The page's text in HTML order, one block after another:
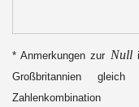
* Anmerkungen zur Null
Großbritannien